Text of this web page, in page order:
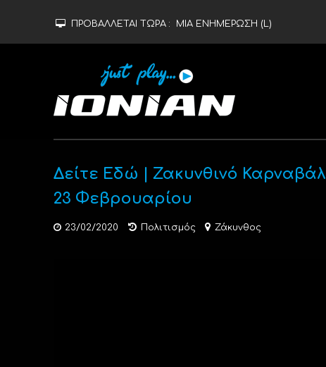
ΠΡΟΒΑΛΛΕΤΑΙ ΤΩΡΑ : ΜΙΑ ΕΝΗΜΕΡΩΣΗ (L)
Δείτε Εδώ | Ζακυνθινό
23 Φεβρουαρίου
23/02/2020 Πολιτισμός Ζάκυνθος